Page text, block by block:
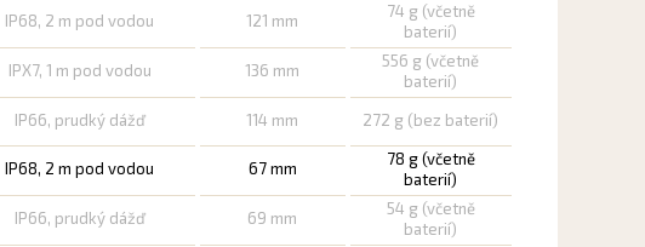
IP68, 2 m pod vodou 121 mm
74 g (včetně
baterií)
IPX7, 1 m pod vodou 136 mm
556 g (včetně
baterií)
IP66, prudký dážď 114 mm 272 g (bez baterií)
IP68, 2 m pod vodou 67 mm
78 g (včetně
baterií)
IP66, prudký dážď 69 mm
54 g (včetně
baterií)